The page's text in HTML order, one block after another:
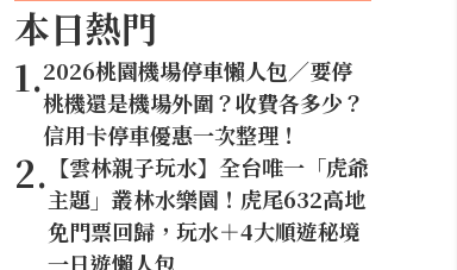
本日熱門
1.2026桃園機場停車懶人包／要停
桃機還是機場外圍？收費各多少？
信用卡停車優惠一次整理！
2. 【雲林親子玩水】全台唯一「虎爺
主題」叢林水樂園！虎尾632高地
免門票回歸，玩水＋4大順遊秘境
一日遊懶人包